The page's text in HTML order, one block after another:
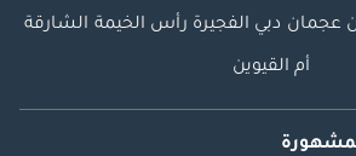
عجمان دبي الفجيرة رأس الخيمة الشارقة
أم القيوين